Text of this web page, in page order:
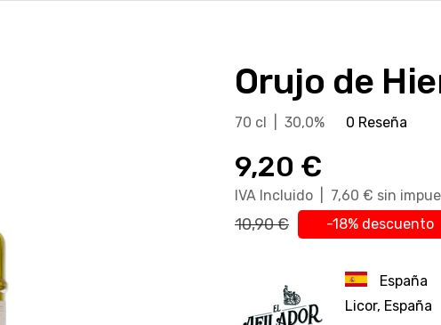
Orujo de
70 cl | 30,0% 0 Reseña
9,20 €
IVA Incluido | 7,60 € sin
10,90 € -18% descuento
España
Licor, España